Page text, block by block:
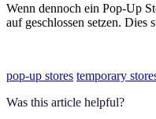
Wenn dennoch ein Pop-Up
auf geschlossen setzen. Dies
pop-up stores temporary
Was this article helpful?